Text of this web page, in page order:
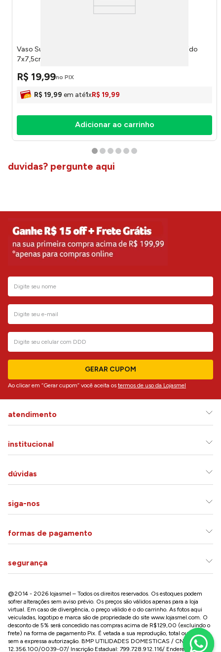
Vaso Suculenta Harmonia Cerâmica e Plástico Pé Sortido
7x7,5cm LM3824 - honeyhome
R$ 19,99no PIX
R$ 19,99 em até1xR$ 19,99
Adicionar ao carrinho
duvidas? pergunte aqui
GERAR CUPOM
Ao clicar em “Gerar cupom” você aceita os termos de uso da Lojasmel
atendimento
institucional
dúvidas
siga-nos
formas de pagamento
segurança
@2014 - 2026 lojasmel – Todos os direitos reservados. Os estoques podem
sofrer alterações sem aviso prévio. Os preços são válidos apenas para a loja
virtual. Em caso de divergência, o preço válido é o do carrinho. As fotos aqui
veiculadas, logotipo e marca são de propriedade do site www.lojasmel.com. O
desconto de 5% será concedido nas compras acima de R$129,00 (excluindo o
frete) na forma de pagamento Pix. É vetada a sua reprodução, total ou parcial,
sem a expressa autorização. BMP UTILIDADES DOMESTICAS / CNPJ:
12.356.100/0039-07/ Inscrição Estadual: 799.728.912.116/ Endereço: R José